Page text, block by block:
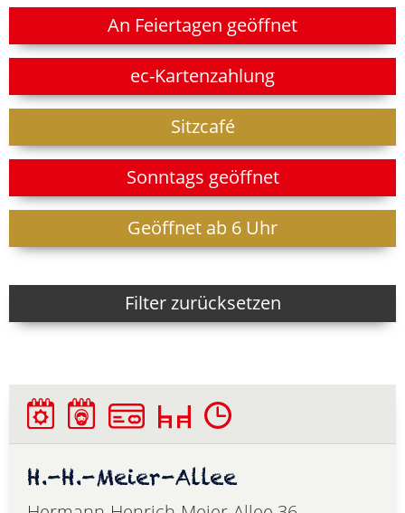
An Feiertagen geöffnet
ec-Kartenzahlung
Sitzcafé
Sonntags geöffnet
Geöffnet ab 6 Uhr
Filter zurücksetzen
H.-H.-Meier-Allee